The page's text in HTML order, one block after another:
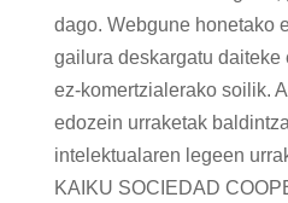
dago. Webgune honetako
gailura deskargatu daiteke
ez-komertzialerako soilik.
edozein urraketak
intelektualaren legeen
KAIKU SOCIEDAD